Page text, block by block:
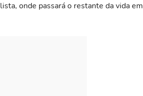
onde passará o restante da vida em